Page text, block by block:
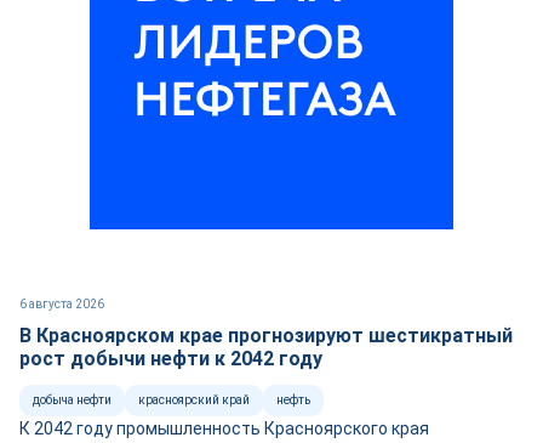
6 августа 2026
В Красноярском крае прогнозируют шестикратный
рост добычи нефти к 2042 году
добыча нефти красноярский край нефть
К 2042 году промышленность Красноярского края